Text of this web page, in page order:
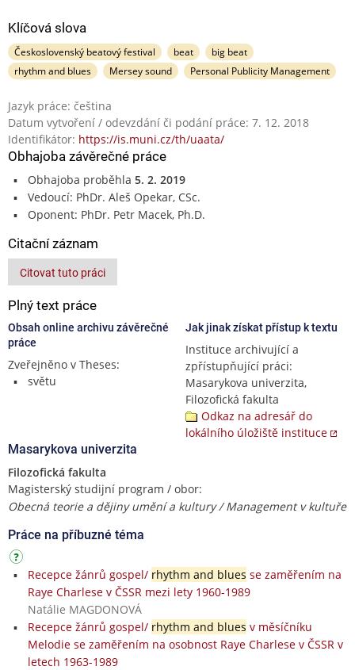
Klíčová slova
Československý beatový festival beat
big beat
rhythm and blues
Mersey sound Personal Publicity Management
Jazyk práce: čeština
Datum vytvoření / odevzdání či podání práce: 7. 12. 2018
Identifikátor: https://is.muni.cz/th/uaata/
Obhajoba závěrečné práce
Obhajoba proběhla 5. 2. 2019
Vedoucí: PhDr. Aleš Opekar, CSc.
Oponent: PhDr. Petr Macek, Ph.D.
Citační záznam
Citovat tuto práci
Plný text práce
Obsah online archivu závěrečné
práce
Zveřejněno v Theses:
světu
Jak jinak získat přístup k textu
Instituce archivující a
zpřístupňující práci:
Masarykova univerzita,
Filozofická fakulta
Odkaz na adresář do
lokálního úložiště instituce
Masarykova univerzita
Filozofická fakulta
Magisterský studijní program / obor:
Obecná teorie a dějiny umění a kultury / Management v kultuře
Práce na příbuzné téma
Recepce žánrů gospel/ rhythm and blues se zaměřením na
Raye Charlese v ČSSR mezi lety 1960-1989
Natálie MAGDONOVÁ
Recepce žánrů gospel/ rhythm and blues v měsíčníku
Melodie se zaměřením na osobnost Raye Charlese v ČSSR v
letech 1963-1989